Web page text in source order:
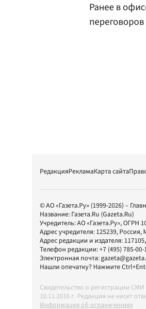
Ранее в
РедакцияРекламаКарта сайта
© АО «Газета.Ру» (1999-2026) –
Название: Газета.Ru (Gazeta.Ru)
Учредитель:АО «Газета.Ру», ОГРН
Адрес учредителя: 125239,
Адрес редакции и издателя: 117105
Телефон редакции:+7 (495) 785-00-
Электронная почта:
Нашли опечатку? Нажмите
Свидетельство о регистрации
10.11.2016 г. Редакция не несет
Информация об ограничениях